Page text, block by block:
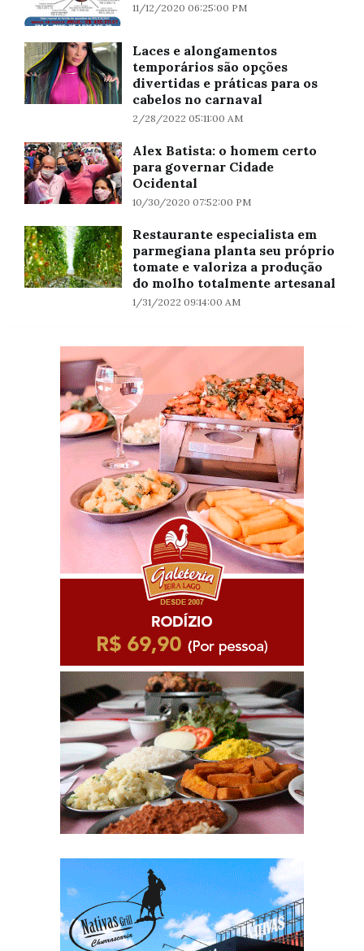
11/12/2020 06:25:00 PM
Laces e alongamentos
temporários são opções
divertidas e práticas para os
cabelos no carnaval
2/28/2022 05:11:00 AM
Alex Batista: o homem certo
para governar Cidade
Ocidental
10/30/2020 07:52:00 PM
Restaurante especialista em
parmegiana planta seu próprio
tomate e valoriza a produção
do molho totalmente artesanal
1/31/2022 09:14:00 AM